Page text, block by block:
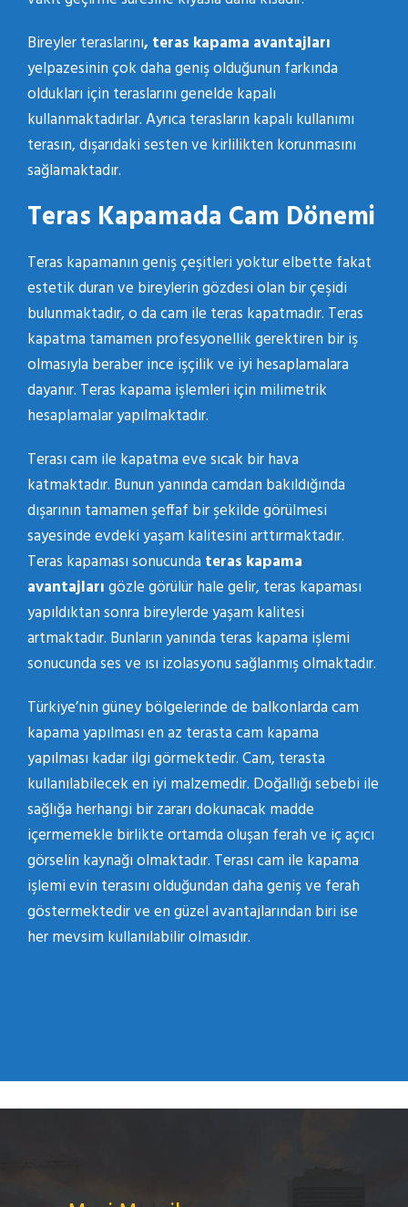
Bireyler teraslarını, teras kapama avantajları
yelpazesinin çok daha geniş olduğunun farkında
oldukları için teraslarını genelde kapalı
kullanmaktadırlar. Ayrıca terasların kapalı kullanımı
terasın, dışarıdaki sesten ve kirlilikten korunmasını
sağlamaktadır.
Teras Kapamada Cam Dönemi
Teras kapamanın geniş çeşitleri yoktur elbette fakat
estetik duran ve bireylerin gözdesi olan bir çeşidi
bulunmaktadır, o da cam ile teras kapatmadır. Teras
kapatma tamamen profesyonellik gerektiren bir iş
olmasıyla beraber ince işçilik ve iyi hesaplamalara
dayanır. Teras kapama işlemleri için milimetrik
hesaplamalar yapılmaktadır.
Terası cam ile kapatma eve sıcak bir hava
katmaktadır. Bunun yanında camdan bakıldığında
dışarının tamamen şeffaf bir şekilde görülmesi
sayesinde evdeki yaşam kalitesini arttırmaktadır.
Teras kapaması sonucunda teras kapama
avantajlarıgözle görülür hale gelir, teras kapaması
yapıldıktan sonra bireylerde yaşam kalitesi
artmaktadır. Bunların yanında teras kapama işlemi
sonucunda ses ve ısı izolasyonu sağlanmış olmaktadır.
Türkiye’nin güney bölgelerinde de balkonlarda cam
kapama yapılması en az terasta cam kapama
yapılması kadar ilgi görmektedir. Cam, terasta
kullanılabilecek en iyi malzemedir. Doğallığı sebebi ile
sağlığa herhangi bir zararı dokunacak madde
içermemekle birlikte ortamda oluşan ferah ve iç açıcı
görselin kaynağı olmaktadır. Terası cam ile kapama
işlemi evin terasını olduğundan daha geniş ve ferah
göstermektedir ve en güzel avantajlarından biri ise
her mevsim kullanılabilir olmasıdır.